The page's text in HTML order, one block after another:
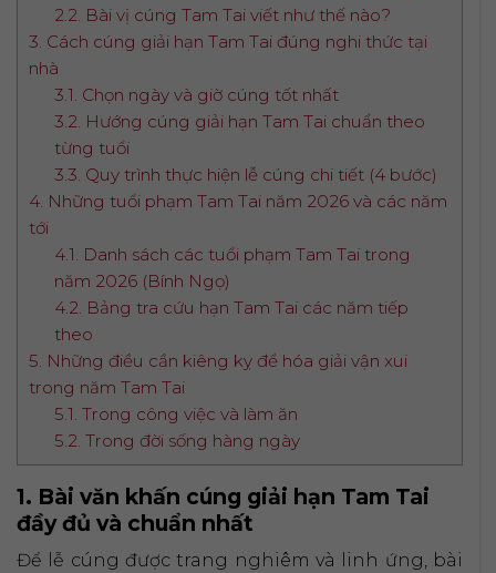
2.2. Bài vị cúng Tam Tai viết như thế nào?
3. Cách cúng giải hạn Tam Tai đúng nghi thức tại
nhà
3.1. Chọn ngày và giờ cúng tốt nhất
3.2. Hướng cúng giải hạn Tam Tai chuẩn theo
từng tuổi
3.3. Quy trình thực hiện lễ cúng chi tiết (4 bước)
4. Những tuổi phạm Tam Tai năm 2026 và các năm
tới
4.1. Danh sách các tuổi phạm Tam Tai trong
năm 2026 (Bính Ngọ)
4.2. Bảng tra cứu hạn Tam Tai các năm tiếp
theo
5. Những điều cần kiêng kỵ để hóa giải vận xui
trong năm Tam Tai
5.1. Trong công việc và làm ăn
5.2. Trong đời sống hàng ngày
1. Bài văn khấn cúng giải hạn Tam Tai
đầy đủ và chuẩn nhất
Để lễ cúng được trang nghiêm và linh ứng, bài